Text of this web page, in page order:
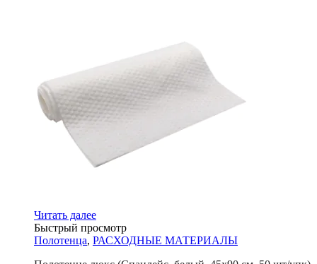
Читать далее
Быстрый просмотр
Полотенца, РАСХОДНЫЕ МАТЕРИАЛЫ